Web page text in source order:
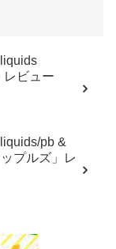
レビュー
pb &
プルズ」レ